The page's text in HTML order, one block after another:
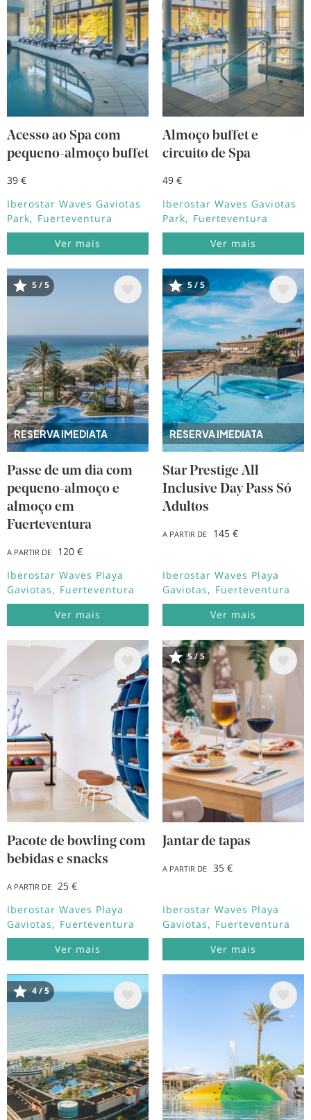
Acesso ao Spa com
pequeno-almoço buffet
39 €
Iberostar Waves Gaviotas
Park
Fuerteventura
Ver mais
Almoço buffet e
circuito de Spa
49 €
Iberostar Waves Gaviotas
Park
Fuerteventura
Ver mais
RESERVA IMEDIATA
Imagem
5 / 5
Passe de um dia com
pequeno-almoço e
almoço em
Fuerteventura
A PARTIR DE
120 €
Iberostar Waves Playa
Gaviotas
Fuerteventura
Ver mais
RESERVA IMEDIATA
Imagem
5 / 5
Star Prestige All
Inclusive Day Pass Só
Adultos
A PARTIR DE 145 €
Iberostar Waves Playa
Gaviotas
Fuerteventura
Ver mais
Imagem
Pacote de bowling com
bebidas e snacks
A PARTIR DE
25 €
Iberostar Waves Playa
Gaviotas
Fuerteventura
Ver mais
Imagem
5 / 5
Jantar de tapas
A PARTIR DE 35 €
Iberostar Waves Playa
Gaviotas
Fuerteventura
Ver mais
Imagem
4 / 5